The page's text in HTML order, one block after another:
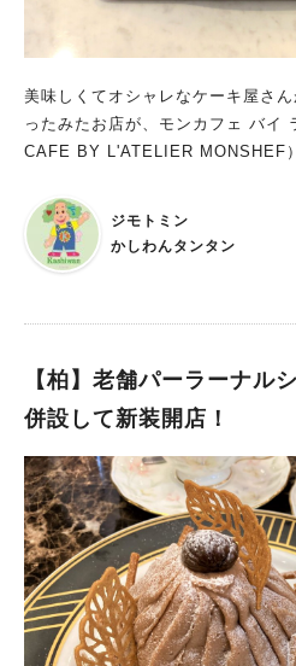
美味しくてオシャレなケーキ屋さ
ったみたお店が、モンカフェ バイ
CAFE BY L'ATELIER MONSHEF
インスペースで、ケーキだけでな
は人気の限定メニューもあるんです
ジモトミン
かしわんタンタン
【柏】老舗パーラーナル
併設して新装開店！